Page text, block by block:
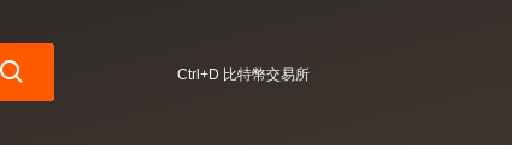
Ctrl+D 比特幣交易所